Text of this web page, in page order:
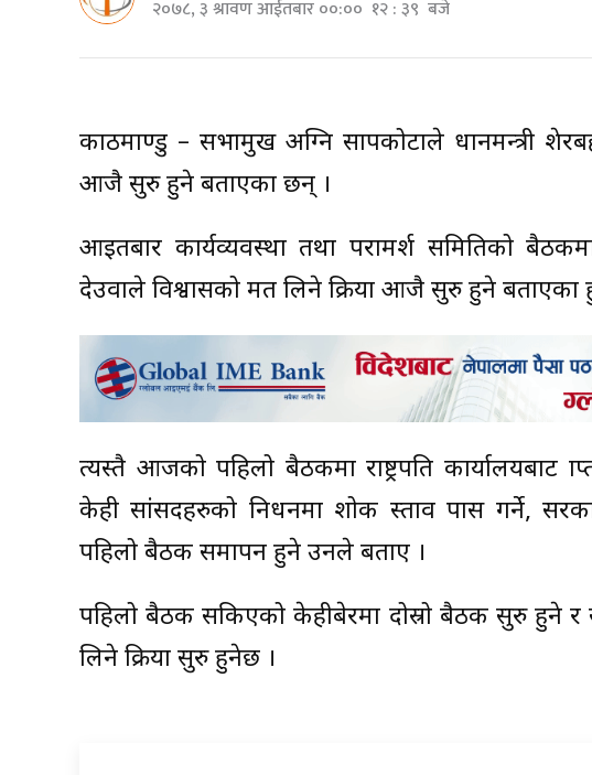
२०७८, ३ श्रावण आईतबार ००:०० १२ : ३९ बजे
काठमाण्डु – सभामुख अग्नि सापकोटाले प्रधानमन्त्री
आजै सुरु हुने बताएका छन् ।
आइतबार कार्यव्यवस्था तथा परामर्श समितिको
देउवाले विश्वासको मत लिने प्रक्रिया आजै सुरु हुने बताएका
त्यस्तै आजको पहिलो बैठकमा राष्ट्रपति कार्यालयबाट
केही सांसदहरुको निधनमा शोक प्रस्ताव पास गर्ने,
पहिलो बैठक समापन हुने उनले बताए ।
पहिलो बैठक सकिएको केहीबेरमा दोस्रो बैठक सुरु हुने र
लिने प्रक्रिया सुरु हुनेछ ।